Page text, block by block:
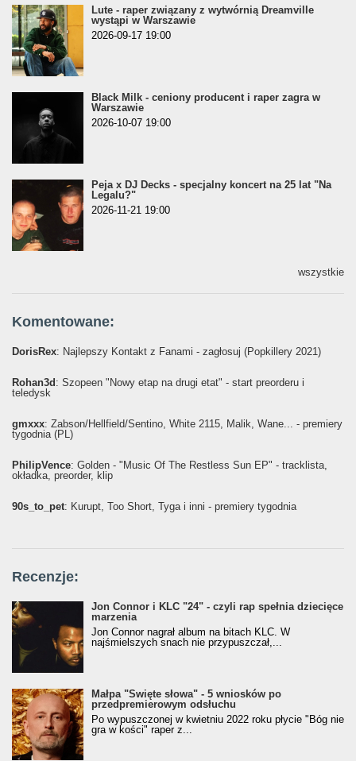
Lute - raper związany z wytwórnią Dreamville
wystąpi w Warszawie
2026-09-17 19:00
Black Milk - ceniony producent i raper zagra w
Warszawie
2026-10-07 19:00
Peja x DJ Decks - specjalny koncert na 25 lat "Na
Legalu?"
2026-11-21 19:00
wszystkie
Komentowane:
DorisRex: Najlepszy Kontakt z Fanami - zagłosuj (Popkillery 2021)
Rohan3d: Szopeen "Nowy etap na drugi etat" - start preorderu i
teledysk
gmxxx: Żabson/Hellfield/Sentino, White 2115, Malik, Wane... - premiery
tygodnia (PL)
PhilipVence: Golden - "Music Of The Restless Sun EP" - tracklista,
okładka, preorder, klip
90s_to_pet: Kurupt, Too Short, Tyga i inni - premiery tygodnia
Recenzje:
Jon Connor i KLC "24" - czyli rap spełnia dziecięce
marzenia
Jon Connor nagrał album na bitach KLC. W
najśmielszych snach nie przypuszczał,...
Małpa "Święte słowa" - 5 wniosków po
przedpremierowym odsłuchu
Po wypuszczonej w kwietniu 2022 roku płycie "Bóg nie
gra w kości" raper z...